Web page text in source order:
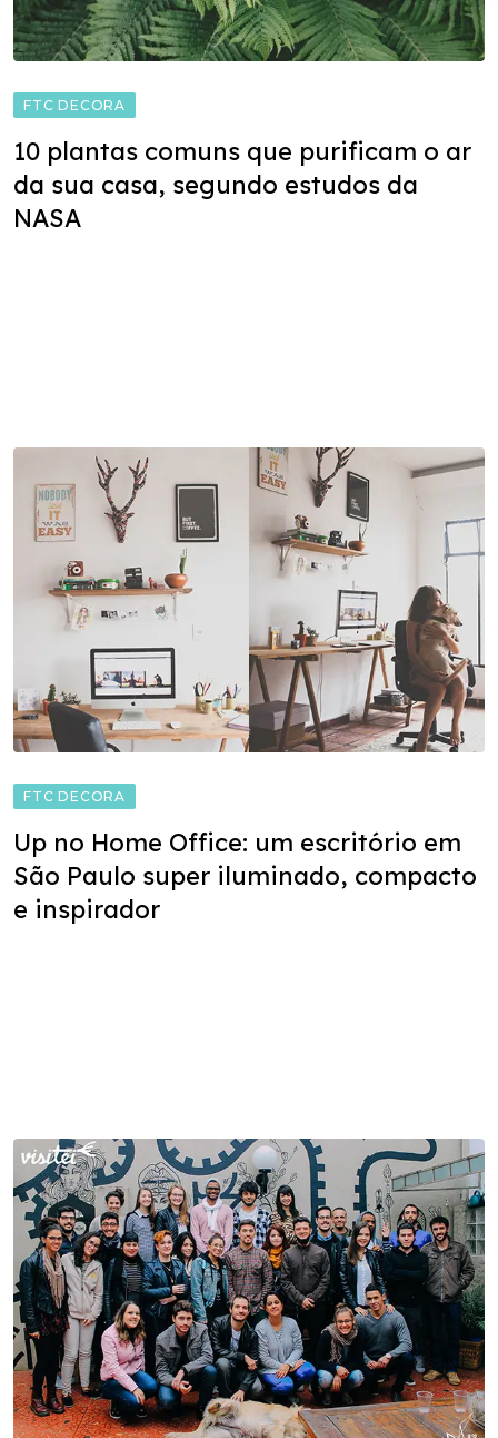
FTC DECORA
10 plantas comuns que purificam o ar
da sua casa, segundo estudos da
NASA
FTC DECORA
Up no Home Office: um escritório em
São Paulo super iluminado, compacto
e inspirador